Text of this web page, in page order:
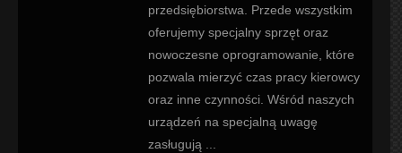
przedsiębiorstwa. Przede wszystkim
oferujemy specjalny sprzęt oraz
nowoczesne oprogramowanie, które
pozwala mierzyć czas pracy kierowcy
oraz inne czynności. Wśród naszych
urządzeń na specjalną uwagę
zasługują ...